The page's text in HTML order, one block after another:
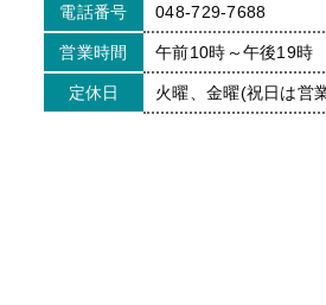
電話番号 048-729-7688
営業時間 午前10時～午後19時
定休日 火曜、金曜(祝日は営